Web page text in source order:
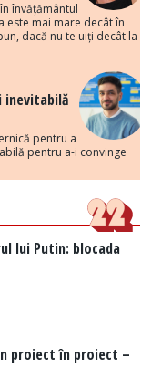
învățământul
este mai mare decât în
dacă nu te uiți decât la
inevitabilă
pentru a
pentru a-i convinge
lui Putin: blocada
proiect în proiect –